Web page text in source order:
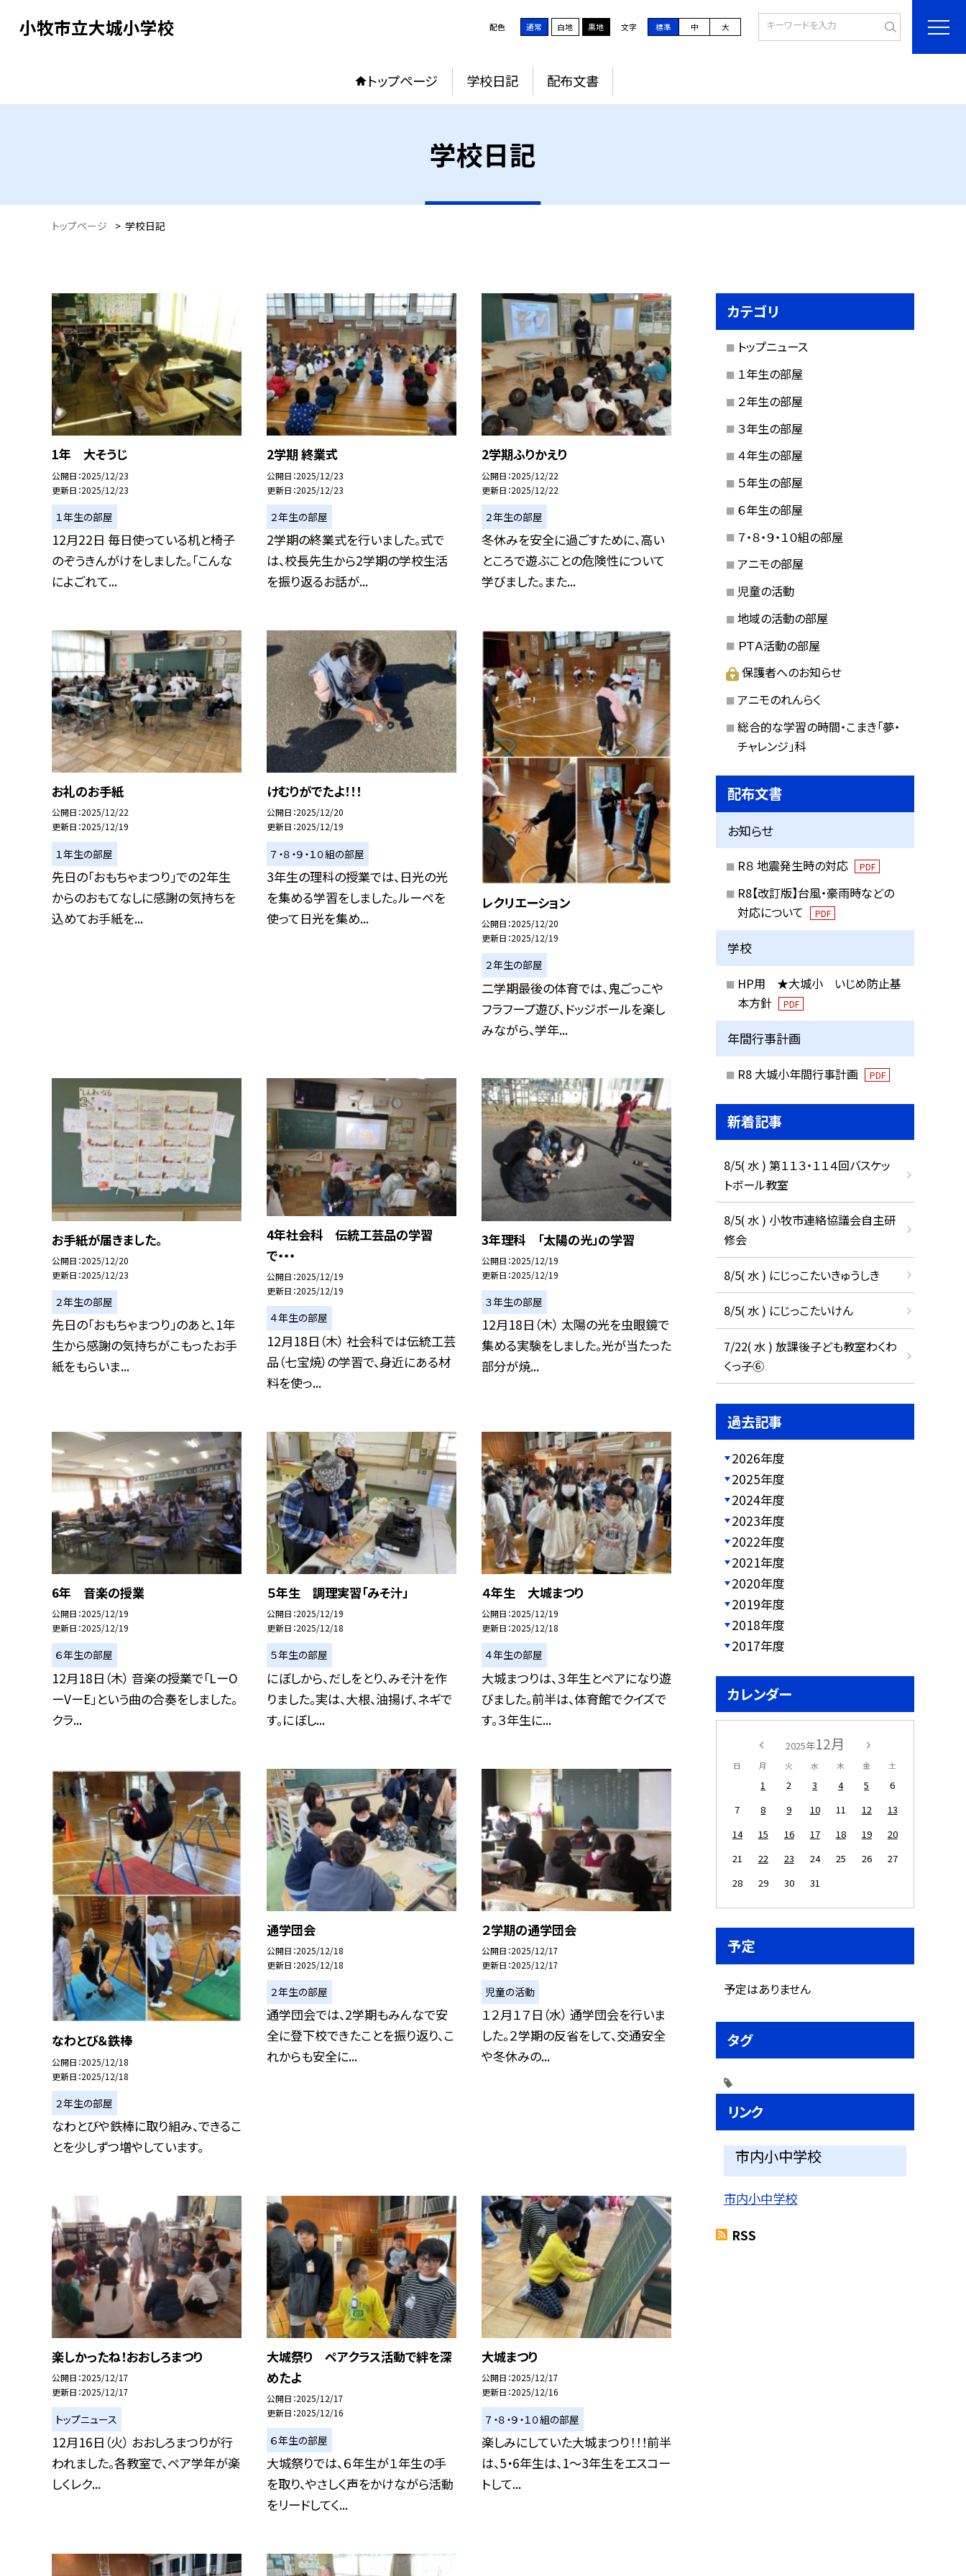
小牧市立大城小学校 配色 通常 白地 黒地 文字 標準 中 大
トップページ 学校日記 配布文書
学校日記
トップページ > 学校日記
1年 大そうじ
公開日 2025/12/23
更新日 2025/12/23
１年生の部屋
12月22日 毎日使っている机と椅子
のぞうきんがけをしました。「こんな
によごれて...
2学期 終業式
公開日 2025/12/23
更新日 2025/12/23
２年生の部屋
2学期の終業式を行いました。式で
は、校長先生から2学期の学校生活
を振り返るお話が...
2学期ふりかえり
公開日 2025/12/22
更新日 2025/12/22
２年生の部屋
冬休みを安全に過ごすために、高い
ところで遊ぶことの危険性について
学びました。また...
お礼のお手紙
公開日 2025/12/22
更新日 2025/12/19
１年生の部屋
先日の「おもちゃまつり」での2年生
からのおもてなしに感謝の気持ちを
込めてお手紙を...
けむりがでたよ！！！
公開日 2025/12/20
更新日 2025/12/19
７・８・９・１０組の部屋
3年生の理科の授業では、日光の光
を集める学習をしました。ルーペを
使って日光を集め...
レクリエーション
公開日 2025/12/20
更新日 2025/12/19
２年生の部屋
二学期最後の体育では、鬼ごっこや
フラフープ遊び、ドッジボールを楽し
みながら、学年...
お手紙が届きました。
公開日 2025/12/20
更新日 2025/12/23
２年生の部屋
先日の「おもちゃまつり」のあと、1年
生から感謝の気持ちがこもったお手
紙をもらいま...
4年社会科 伝統工芸品の学習
で・・・
公開日 2025/12/19
更新日 2025/12/19
４年生の部屋
12月18日（木） 社会科では伝統工芸
品（七宝焼）の学習で、身近にある材
料を使っ...
3年理科 「太陽の光」の学習
公開日 2025/12/19
更新日 2025/12/19
３年生の部屋
12月18日（木） 太陽の光を虫眼鏡で
集める実験をしました。光が当たった
部分が焼...
6年 音楽の授業
公開日 2025/12/19
更新日 2025/12/19
６年生の部屋
12月18日（木） 音楽の授業で「LーO
ーVーE」という曲の合奏をしました。
クラ...
５年生 調理実習「みそ汁」
公開日 2025/12/19
更新日 2025/12/18
５年生の部屋
にぼしから、だしをとり、みそ汁を作
りました。実は、大根、油揚げ、ネギで
す。にぼし...
４年生 大城まつり
公開日 2025/12/19
更新日 2025/12/18
４年生の部屋
大城まつりは、３年生とペアになり遊
びました。前半は、体育館でクイズで
す。３年生に...
なわとび＆鉄棒
公開日 2025/12/18
更新日 2025/12/18
２年生の部屋
なわとびや鉄棒に取り組み、できるこ
とを少しずつ増やしています。
通学団会
公開日 2025/12/18
更新日 2025/12/18
２年生の部屋
通学団会では、2学期もみんなで安
全に登下校できたことを振り返り、こ
れからも安全に...
２学期の通学団会
公開日 2025/12/17
更新日 2025/12/17
児童の活動
１２月１７日（水） 通学団会を行いま
した。２学期の反省をして、交通安全
や冬休みの...
楽しかったね！おおしろまつり
公開日 2025/12/17
更新日 2025/12/17
トップニュース
12月16日（火） おおしろまつりが行
われました。各教室で、ペア学年が楽
しくレク...
大城祭り ペアクラス活動で絆を深
めたよ
公開日 2025/12/17
更新日 2025/12/16
６年生の部屋
大城祭りでは、６年生が１年生の手
を取り、やさしく声をかけながら活動
をリードしてく...
大城まつり
公開日 2025/12/17
更新日 2025/12/16
７・８・９・１０組の部屋
楽しみにしていた大城まつり！！！前半
は、5・6年生は、1～3年生をエスコー
トして...
カテゴリ
トップニュース
１年生の部屋
２年生の部屋
３年生の部屋
４年生の部屋
５年生の部屋
６年生の部屋
７・８・９・１０組の部屋
アニモの部屋
児童の活動
地域の活動の部屋
ＰＴＡ活動の部屋
保護者へのお知らせ
アニモのれんらく
総合的な学習の時間・こまき「夢・
チャレンジ」科
配布文書
お知らせ
R８ 地震発生時の対応 PDF
R8【改訂版】台風・豪雨時などの
対応について
PDF
学校
HP用 ★大城小 いじめ防止基
本方針
PDF
年間行事計画
R8 大城小年間行事計画 PDF
新着記事
8/5( 水 ) 第１１３・１１４回バスケッ
トボール教室
8/5( 水 ) 小牧市連絡協議会自主研
修会
8/5( 水 ) にじっこたいきゅうしき
8/5( 水 ) にじっこたいけん
7/22( 水 ) 放課後子ども教室わくわ
くっ子⑥
過去記事
2026年度
2025年度
2024年度
2023年度
2022年度
2021年度
2020年度
2019年度
2018年度
2017年度
カレンダー
2025年12月
日 月 火 水 木 金 土
1 2 3 4 5
6
7
8 9 10 11 12
13
14
15 16 17 18 19
20
21
22 23 24 25 26
27
28
29 30 31
予定
予定はありません
タグ
リンク
市内小中学校
市内小中学校
RSS